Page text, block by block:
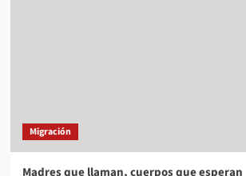
Migración
Madres que llaman, cuerpos que esperan